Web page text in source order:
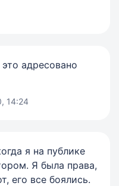
адресовано
14:24
я на публике
Я была права,
его все боялись.